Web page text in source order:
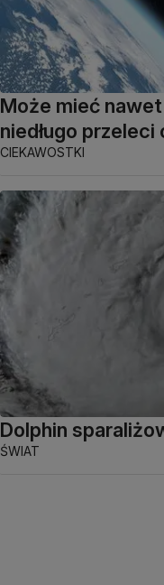
Może mieć
niedługo przeleci
CIEKAWOSTKI
Dolphin
ŚWIAT